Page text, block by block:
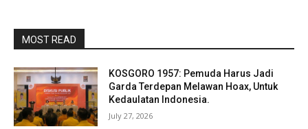
MOST READ
KOSGORO 1957: Pemuda Harus Jadi
Garda Terdepan Melawan Hoax, Untuk
Kedaulatan Indonesia.
July 27, 2026